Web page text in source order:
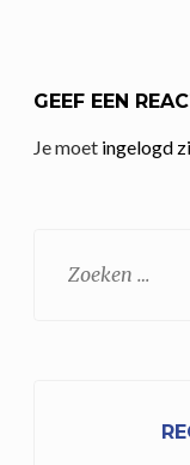
GEEF EEN
Je moet ingelogd
Zoeken